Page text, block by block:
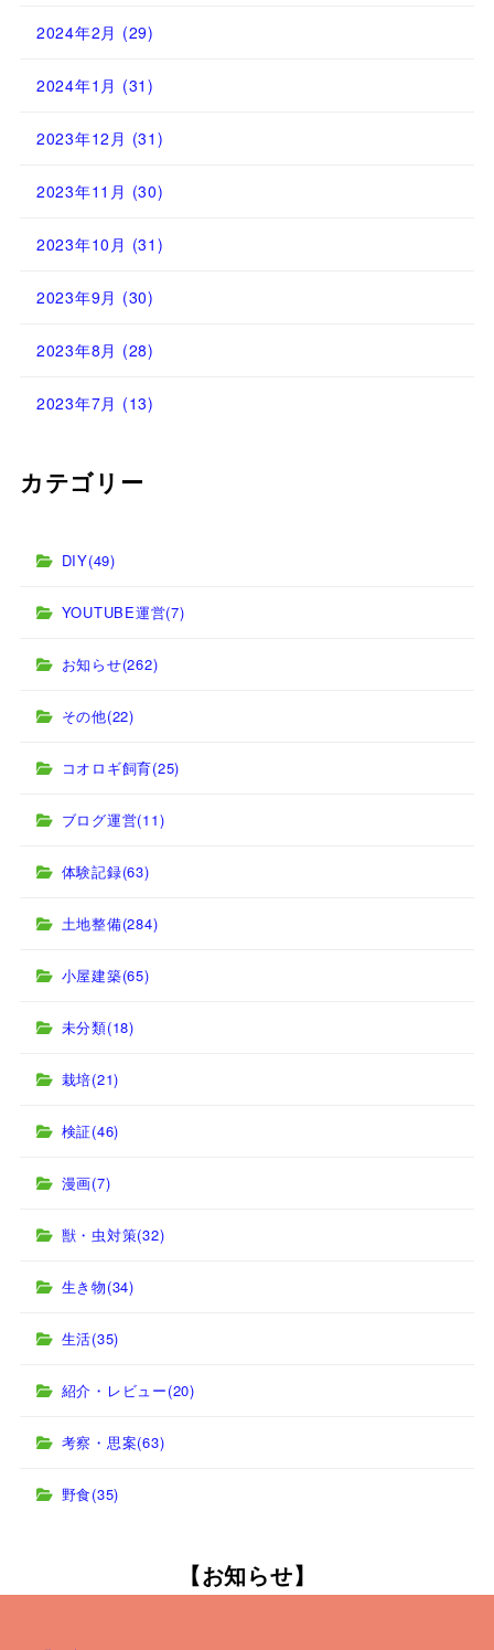
2024年2月 (29)
2024年1月 (31)
2023年12月 (31)
2023年11月 (30)
2023年10月 (31)
2023年9月 (30)
2023年8月 (28)
2023年7月 (13)
カテゴリー
DIY(49)
YOUTUBE運営(7)
お知らせ(262)
その他(22)
コオロギ飼育(25)
ブログ運営(11)
体験記録(63)
土地整備(284)
小屋建築(65)
未分類(18)
栽培(21)
検証(46)
漫画(7)
獣・虫対策(32)
生き物(34)
生活(35)
紹介・レビュー(20)
考察・思案(63)
野食(35)
【お知らせ】